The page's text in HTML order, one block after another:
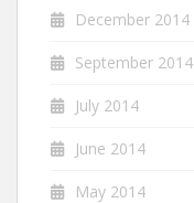
December 2014
September 2014
July 2014
June 2014
May 2014